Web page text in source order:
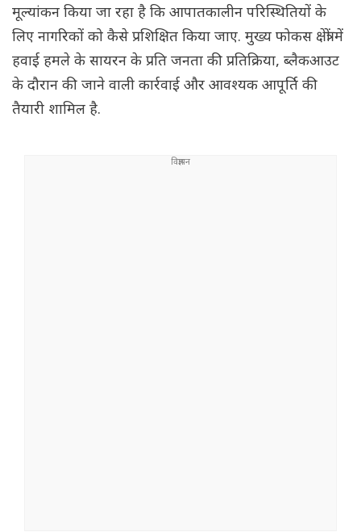
मूल्यांकन किया जा रहा है कि आपातकालीन परिस्थितियों के
लिए नागरिकों को कैसे प्रशिक्षित किया जाए. मुख्य फोकस क्षेत्रों में
हवाई हमले के सायरन के प्रति जनता की प्रतिक्रिया, ब्लैकआउट
के दौरान की जाने वाली कार्रवाई और आवश्यक आपूर्ति की
तैयारी शामिल है.